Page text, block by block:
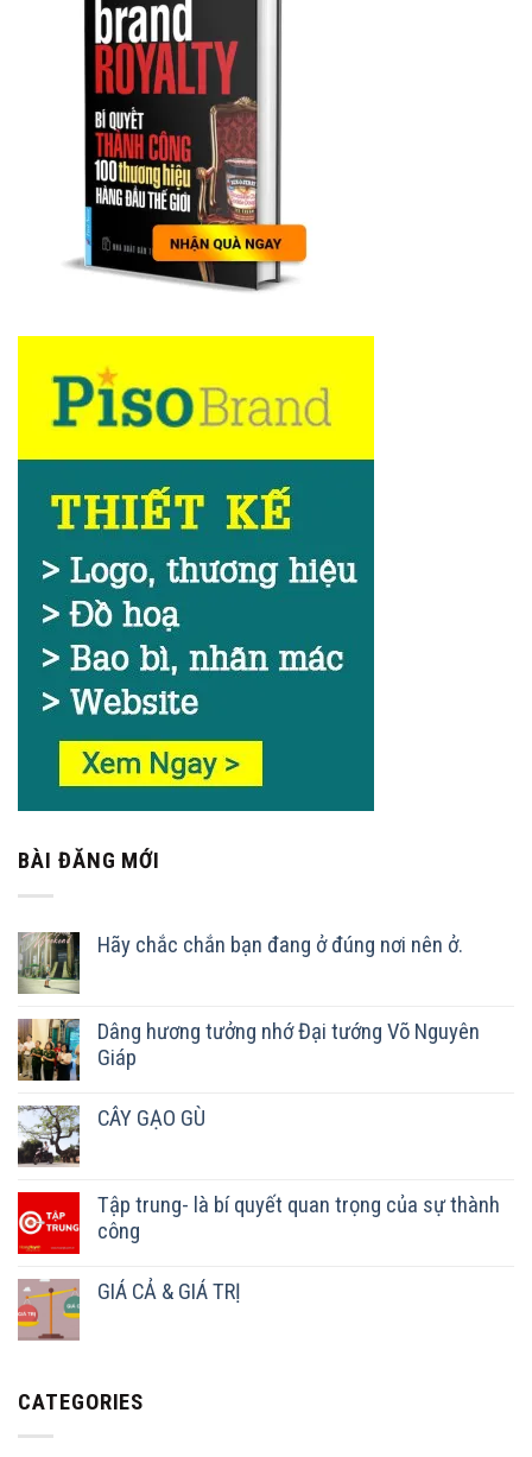
BÀI ĐĂNG MỚI
Hãy chắc chắn bạn đang ở đúng nơi nên ở.
Dâng hương tưởng nhớ Đại tướng Võ Nguyên
Giáp
CÂY GẠO GÙ
Tập trung- là bí quyết quan trọng của sự thành
công
GIÁ CẢ & GIÁ TRỊ
CATEGORIES